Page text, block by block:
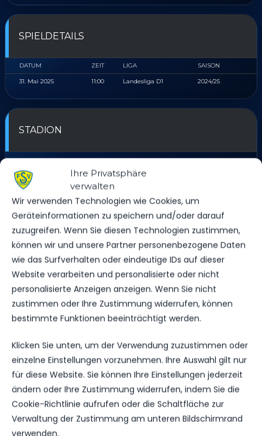
Ihre Privatsphäre
verwalten
Wir verwenden Technologien wie Cookies, um
Geräteinformationen zu speichern und/oder darauf
zuzugreifen. Wenn Sie diesen Technologien zustimmen,
können wir und unsere Partner personenbezogene Daten
wie das Surfverhalten oder eindeutige IDs auf dieser
Website verarbeiten und personalisierte oder nicht
personalisierte Anzeigen anzeigen. Wenn Sie nicht
zustimmen oder Ihre Zustimmung widerrufen, können
bestimmte Funktionen beeinträchtigt werden.
Klicken Sie unten, um der Verwendung zuzustimmen oder
einzelne Einstellungen vorzunehmen. Ihre Auswahl gilt nur
für diese Website. Sie können Ihre Einstellungen jederzeit
ändern oder Ihre Zustimmung widerrufen, indem Sie die
Cookie-Richtlinie aufrufen oder die Schaltfläche zur
Verwaltung der Zustimmung am unteren Bildschirmrand
verwenden.
SPIELDETAILS
DATUM ZEIT LIGA SAISON
31. Mai 2025 11:00 Landesliga D1 2024/25
STADION
WERNER-SEELENBINDER STADION KUNSTRASEN
Str. des Friedens 42, 14943 Luckenwalde, Deutschland
ERGEBNIS
MANNSCHAFT TORE SPIELAUSGANG
FSV 63 Luckenwalde D1-Jugend 3 Sieg
MSV 1919 Neuruppin 0 Niederlage
DATUM BEGEGNUNG ERGEBNIS
SA.., 09.
2024
10:00
Uhr
MSV 1919
Neuruppin
vs. FSV 63
Luckenwalde
D1-Jugend
2:2
Landesliga
D1